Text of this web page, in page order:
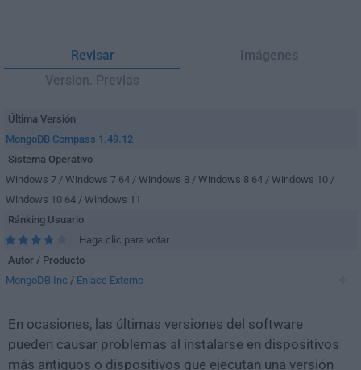
Revisar
Imágenes
Version. Previas
Última Versión
MongoDB Compass 1.49.12
Sistema Operativo
Windows 7 / Windows 7 64 / Windows 8 / Windows 8 64 / Windows 10 /
Windows 10 64 / Windows 11
Ránking Usuario
Haga clic para votar
Autor / Producto
MongoDB Inc / Enlace Externo
En ocasiones, las últimas versiones del software
pueden causar problemas al instalarse en dispositivos
más antiguos o dispositivos que ejecutan una versión